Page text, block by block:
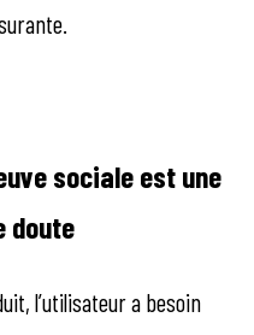
sociale est une
doute
l’utilisateur a besoin